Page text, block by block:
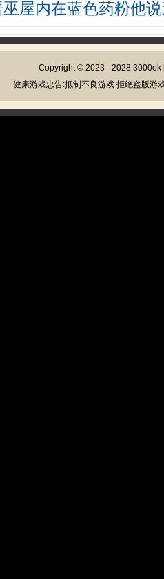
屋内在蓝色药粉他
Copyright © 2023 - 2028 3000ok
健康游戏忠告:抵制不良游戏 拒绝盗版游